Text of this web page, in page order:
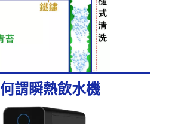
何謂瞬熱飲水機